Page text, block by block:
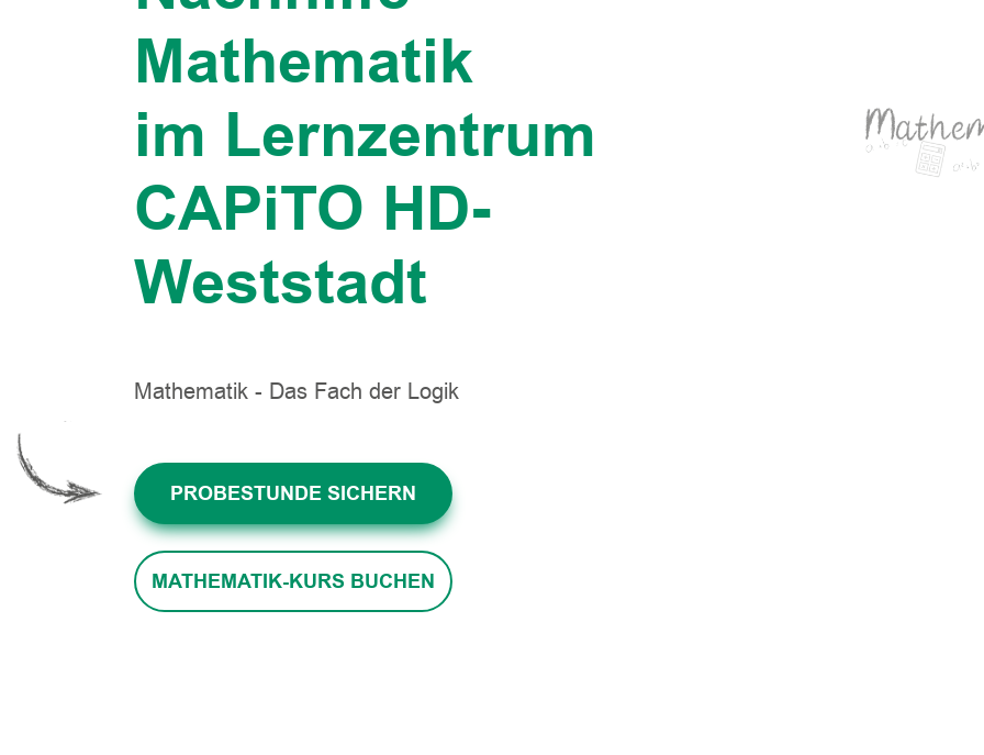
Mathematik
im Lernzentrum
CAPiTO HD-
Weststadt
Mathematik - Das Fach der Logik
PROBESTUNDE SICHERN
MATHEMATIK-KURS BUCHEN